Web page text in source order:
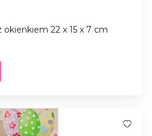
okienkiem 22 x 15 x 7 cm